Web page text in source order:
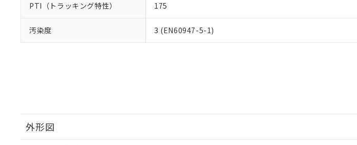
PTI（トラッキング特性） 175
汚染度 3 (EN60947-5-1)
外形図